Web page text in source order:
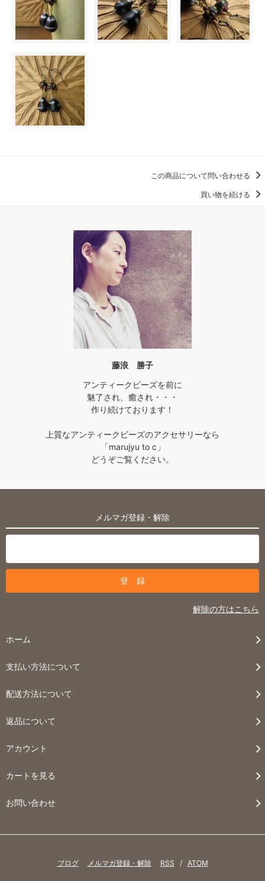
この商品について問い合わせる
買い物を続ける
藤浪 勝子
アンティークビーズを前に
魅了され、癒され・・・
作り続けております！
上質なアンティークビーズのアクセサリーなら
「marujyu to c」
どうぞご覧ください。
メルマガ登録・解除
解除の方はこちら
ホーム
支払い方法について
配送方法について
返品について
アカウント
カートを見る
お問い合わせ
ブログ メルマガ登録・解除 RSS / ATOM